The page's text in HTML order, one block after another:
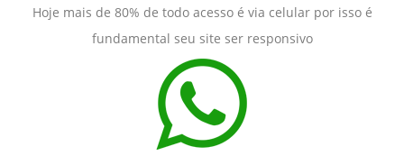
Hoje mais de 80% de todo acesso é via celular por isso é
fundamental seu site ser responsivo